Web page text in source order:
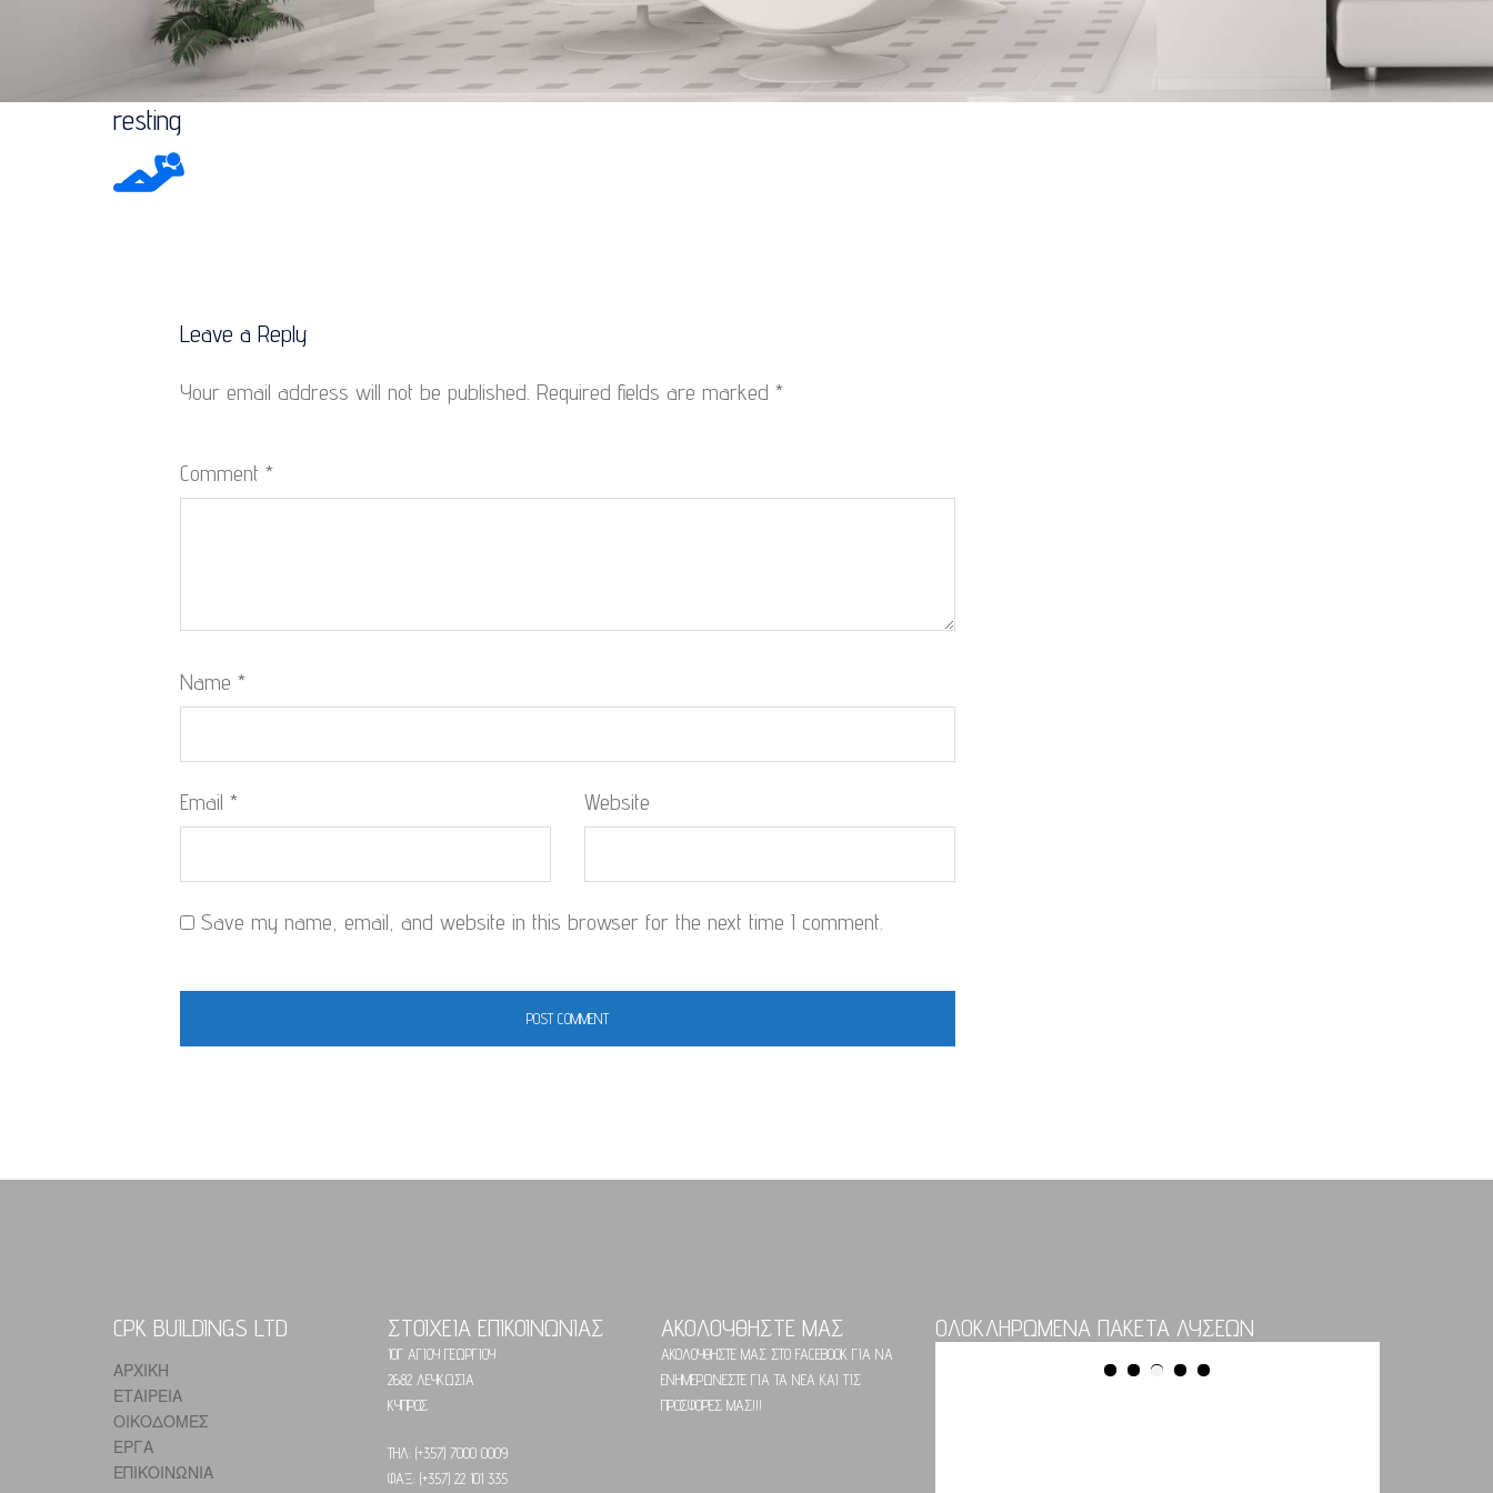
resting
Leave a Reply
Your email address will not be published. Required fields are marked *
Comment *
Name *
Email * Website
Save my name, email, and website in this browser for the next time I comment.
CPK BUILDINGS LTD
ΑΡΧΙΚΗ
ΕΤΑΙΡΕΙΑ
ΟΙΚΟΔΟΜΕΣ
ΕΡΓΑ
ΕΠΙΚΟΙΝΩΝΙΑ
ΣΤΟΙΧΕΙΑ ΕΠΙΚΟΙΝΩΝΙΑΣ
10Γ ΑΓΙΟΥ ΓΕΩΡΓΙΟΥ
2682 ΛΕΥΚΩΣΙΑ
ΚΥΠΡΟΣ
ΤΗΛ: (+357) 7000 0009
ΦΑΞ: (+357) 22 101 335
ΑΚΟΛΟΥΘΗΣΤΕ ΜΑΣ
ΑΚΟΛΟΥΘΗΣΤΕ ΜΑΣ ΣΤΟ FACEBOOK ΓΙΑ ΝΑ
ΕΝΗΜΕΡΩΝΕΣΤΕ ΓΙΑ ΤΑ ΝΕΑ ΚΑΙ ΤΙΣ
ΠΡΟΣΦΟΡΕΣ ΜΑΣ!!!
ΟΛΟΚΛΗΡΩΜΕΝΑ ΠΑΚΕΤΑ ΛΥΣΕΩΝ